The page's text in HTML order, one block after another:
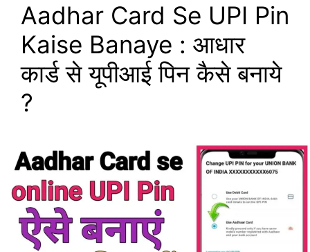
Aadhar Card Se UPI Pin
Kaise Banaye : आधार
कार्ड से यूपीआई पिन कैसे बनाये
?